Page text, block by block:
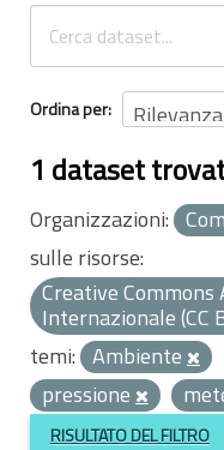
INFORMAZIONI
Ordina per
1 dataset
Organizzazioni:
sulle risorse:
Creative
Internazionale (CC
temi: Ambiente
pressione
RISULTATO DEL FILTRO